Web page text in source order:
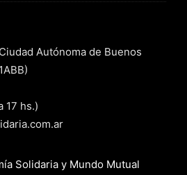
Autónoma de Buenos
17 hs.)
Solidaria y Mundo Mutual